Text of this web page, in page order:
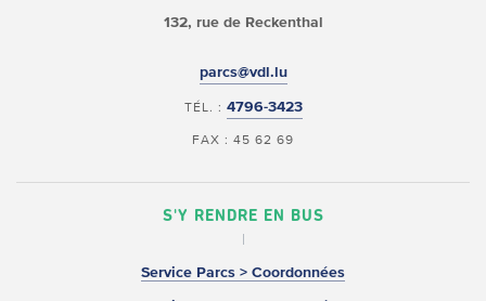
132, rue de Reckenthal
parcs@vdl.lu
TÉL. : 4796-3423
FAX : 45 62 69
S'Y RENDRE EN BUS
Service Parcs > Coordonnées